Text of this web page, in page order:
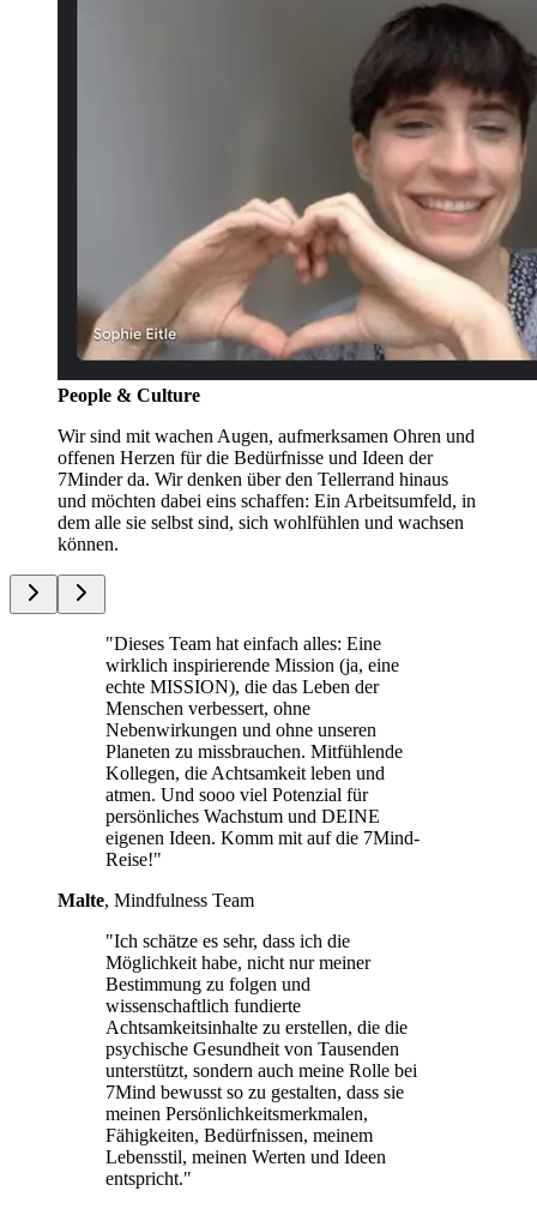
People & Culture
Wir sind mit wachen Augen, aufmerksamen Ohren und
offenen Herzen für die Bedürfnisse und Ideen der
7Minder da. Wir denken über den Tellerrand hinaus
und möchten dabei eins schaffen: Ein Arbeitsumfeld, in
dem alle sie selbst sind, sich wohlfühlen und wachsen
können.
"Dieses Team hat einfach alles: Eine
wirklich inspirierende Mission (ja, eine
echte MISSION), die das Leben der
Menschen verbessert, ohne
Nebenwirkungen und ohne unseren
Planeten zu missbrauchen. Mitfühlende
Kollegen, die Achtsamkeit leben und
atmen. Und sooo viel Potenzial für
persönliches Wachstum und DEINE
eigenen Ideen. Komm mit auf die 7Mind-
Reise!"
Malte, Mindfulness Team
"Ich schätze es sehr, dass ich die
Möglichkeit habe, nicht nur meiner
Bestimmung zu folgen und
wissenschaftlich fundierte
Achtsamkeitsinhalte zu erstellen, die die
psychische Gesundheit von Tausenden
unterstützt, sondern auch meine Rolle bei
7Mind bewusst so zu gestalten, dass sie
meinen Persönlichkeitsmerkmalen,
Fähigkeiten, Bedürfnissen, meinem
Lebensstil, meinen Werten und Ideen
entspricht."